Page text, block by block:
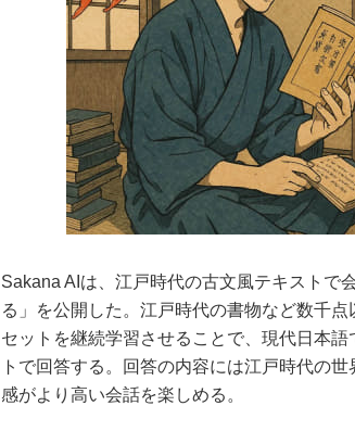
Sakana AIは、江戸時代の古文風テキストで
る」を公開した。江戸時代の書物など数千
セットを継続学習させることで、現代日本
トで回答する。回答の内容には江戸時代の
感がより高い会話を楽しめる。